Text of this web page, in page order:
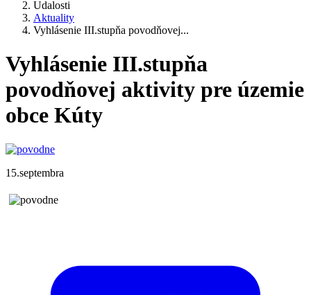
Udalosti
Aktuality
Vyhlásenie III.stupňa povodňovej...
Vyhlásenie III.stupňa
povodňovej aktivity pre územie
obce Kúty
15.septembra